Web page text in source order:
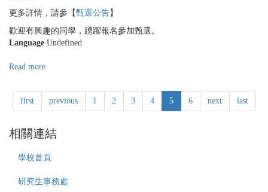
甄
收
件
藥
大
學
醫
學
MD/PhD
甄
收
更多詳情，請參【甄選公告】
歡迎有興趣的同學，踴躍報名參加甄選。
Language Undefined
Read more
件
延
期
通
知】
國
藥
first previous 1 2 3 4 5 6 next last
相關連結
學校首頁
研究生事務處